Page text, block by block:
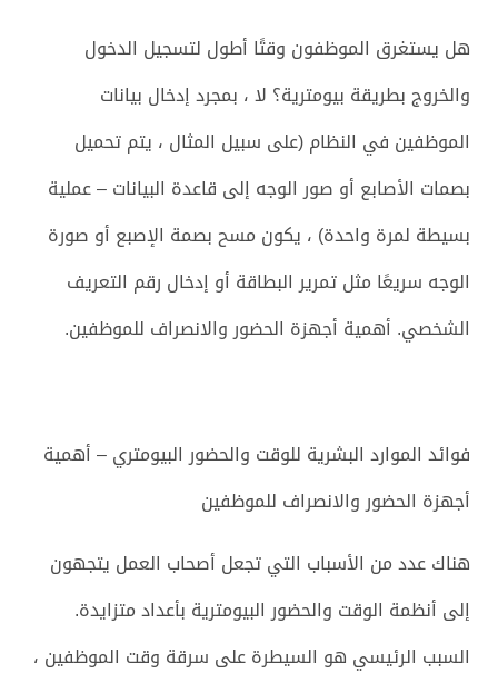
هل يستغرق الموظفون وقتًا أطول لتسجيل الدخول
والخروج بطريقة بيومترية؟ لا ، بمجرد إدخال بيانات
الموظفين في النظام (على سبيل المثال ، يتم تحميل
بصمات الأصابع أو صور الوجه إلى قاعدة البيانات – عملية
بسيطة لمرة واحدة) ، يكون مسح بصمة الإصبع أو صورة
الوجه سريعًا مثل تمرير البطاقة أو إدخال رقم التعريف
الشخصي. أهمية أجهزة الحضور والانصراف للموظفين.
فوائد الموارد البشرية للوقت والحضور البيومتري – أهمية
أجهزة الحضور والانصراف للموظفين
هناك عدد من الأسباب التي تجعل أصحاب العمل يتجهون
إلى أنظمة الوقت والحضور البيومترية بأعداد متزايدة.
السبب الرئيسي هو السيطرة على سرقة وقت الموظفين ،